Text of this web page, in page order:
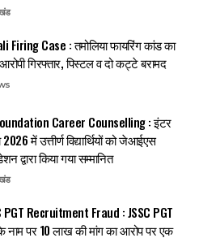
Firing Case : तमोलिया फायरिंग कांड का
गिरफ्तार, पिस्टल व दो कट्टे बरामद
Career Counselling : इंटर
2026 में उत्तीर्ण विद्यार्थियों को जेआईएस
द्वारा किया गया सम्मानित
PGT Recruitment Fraud : JSSC PGT
नाम पर 10 लाख की मांग का आरोप पर एक